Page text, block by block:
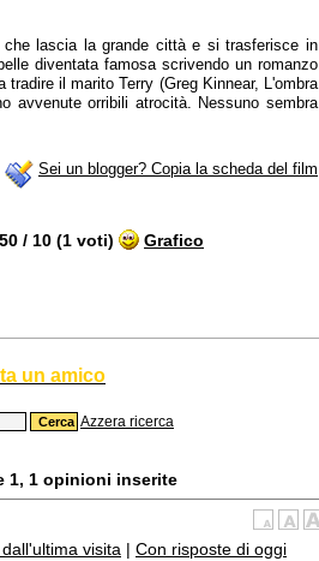
che lascia la grande città e si trasferisce in
diventata famosa scrivendo un romanzo
il marito Terry (Greg Kinnear, L'ombra
avvenute orribili atrocità. Nessuno sembra
Sei un blogger? Copia la scheda del film
/ 10 (1 voti) Grafico
un amico
Azzera ricerca
1, 1 opinioni inserite
visita | Con risposte di oggi